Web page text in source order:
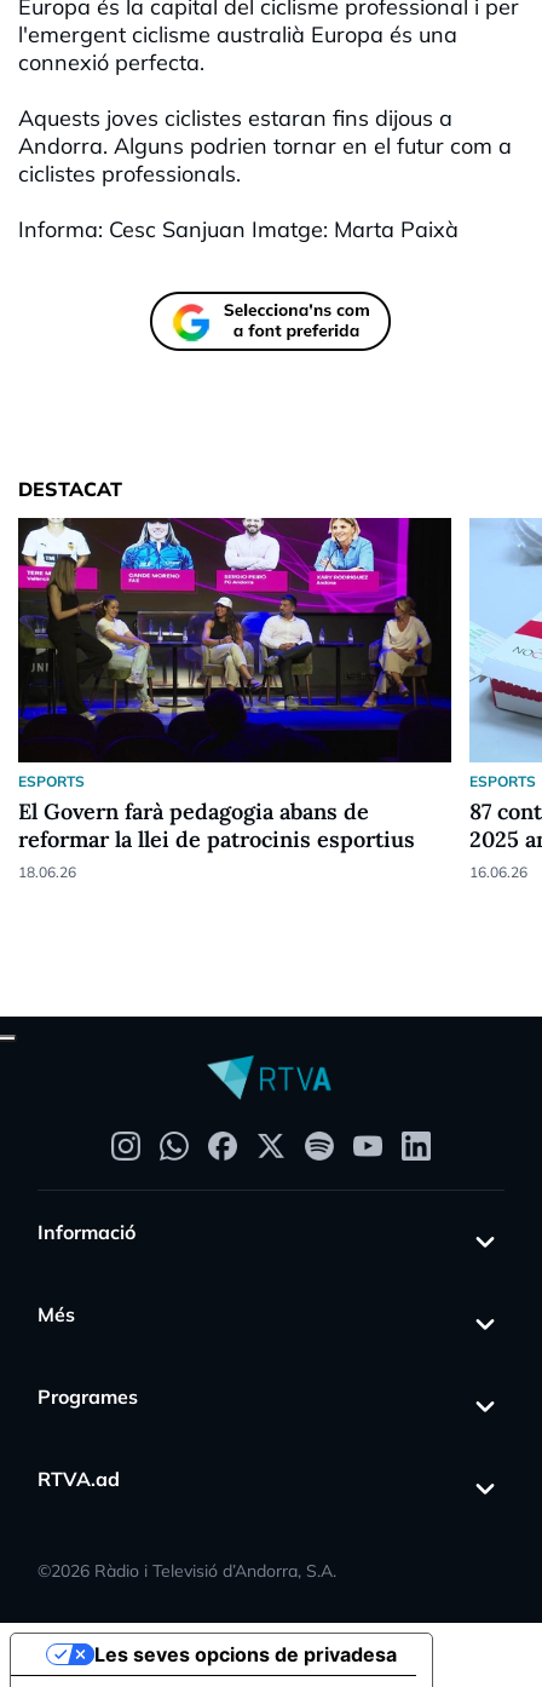
Europa és la capital del ciclisme professional i per
l'emergent ciclisme australià Europa és una
connexió perfecta.
Aquests joves ciclistes estaran fins dijous a
Andorra. Alguns podrien tornar en el futur com a
ciclistes professionals.
Informa: Cesc Sanjuan Imatge: Marta Paixà
DESTACAT
ESPORTS
El Govern farà pedagogia abans de
reformar la llei de patrocinis esportius
18.06.26
ESPORTS
87
2025
16.06.26
Informació
Més
Programes
RTVA.ad
©2026 Ràdio i Televisió d’Andorra, S.A.
Les seves opcions de privadesa